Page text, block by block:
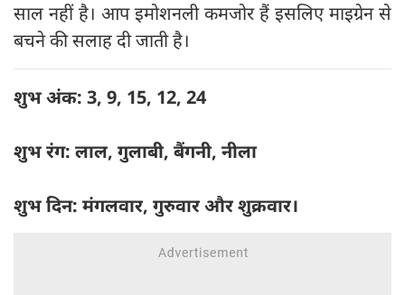
साल नहीं है। आप इमोशनली कमजोर हैं इसलिए माइग्रेन से
बचने की सलाह दी जाती है।
शुभ अंक: 3, 9, 15, 12, 24
शुभ रंग: लाल, गुलाबी, बैंगनी, नीला
शुभ दिन: मंगलवार, गुरुवार और शुक्रवार।